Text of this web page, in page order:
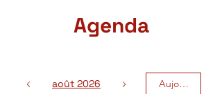
Agenda
août 2026 Aujourd'hui